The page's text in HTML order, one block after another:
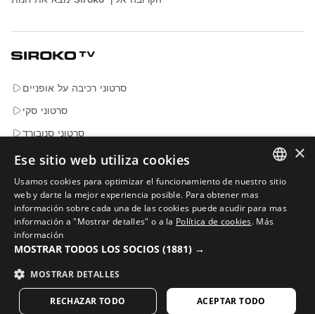
סרטוני רכיבה על אופניים
סרטוני סקי
סרטוני סנובורד
סרטוני הרפתקאות
הזן את כתובת הדוא"ל שלך
אישה גבר
SPANISH
ENGLISH
GERMAN
×
Ese sitio web utiliza cookies
Usamos cookies para optimizar el funcionamiento de nuestro sitio
web y darte la mejor experiencia posible. Para obtener mas
información sobre cada una de las cookies puede acudir para mas
información a "Mostrar detalles" o a la Política de cookies. Más
información
MOSTRAR TODOS LOS SOCIOS (1881) →
MOSTRAR DETALLES
ACEPTAR TODO
RECHAZAR TODO